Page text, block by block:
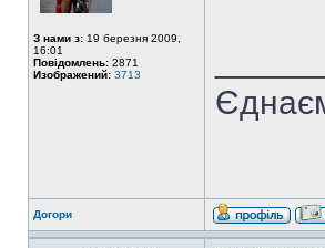
З нами з: 19 березня 2009,
16:01
Повідомлень: 2871
Изображений: 3713
Догори